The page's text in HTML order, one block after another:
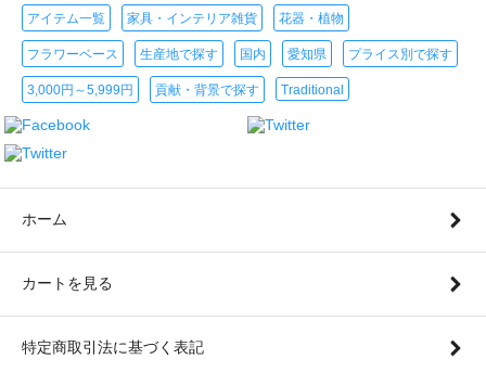
アイテム一覧 家具・インテリア雑貨 花器・植物
フラワーベース 生産地で探す 国内 愛知県 プライス別で探す
3,000円～5,999円 貢献・背景で探す Traditional
ホーム
カートを見る
特定商取引法に基づく表記